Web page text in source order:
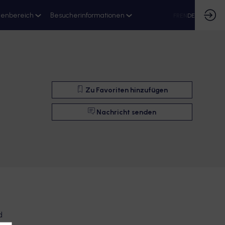
Besucherinformationen DE
Zu Favoriten hinzufügen
Nachricht senden